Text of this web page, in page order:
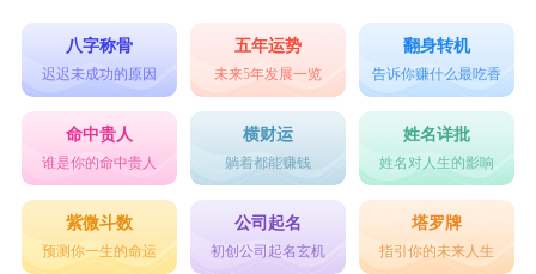
八字称骨
迟迟未成功的原因
五年运势
未来5年发展一览
翻身转机
告诉你赚什么最吃香
命中贵人
谁是你的命中贵人
横财运
躺着都能赚钱
姓名详批
姓名对人生的影响
紫微斗数
预测你一生的命运
公司起名
初创公司起名玄机
塔罗牌
指引你的未来人生